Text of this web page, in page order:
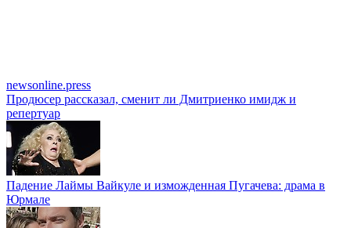
newsonline.press
Продюсер рассказал, сменит ли Дмитриенко имидж и
репертуар
Падение Лаймы Вайкуле и изможденная Пугачева: драма в
Юрмале